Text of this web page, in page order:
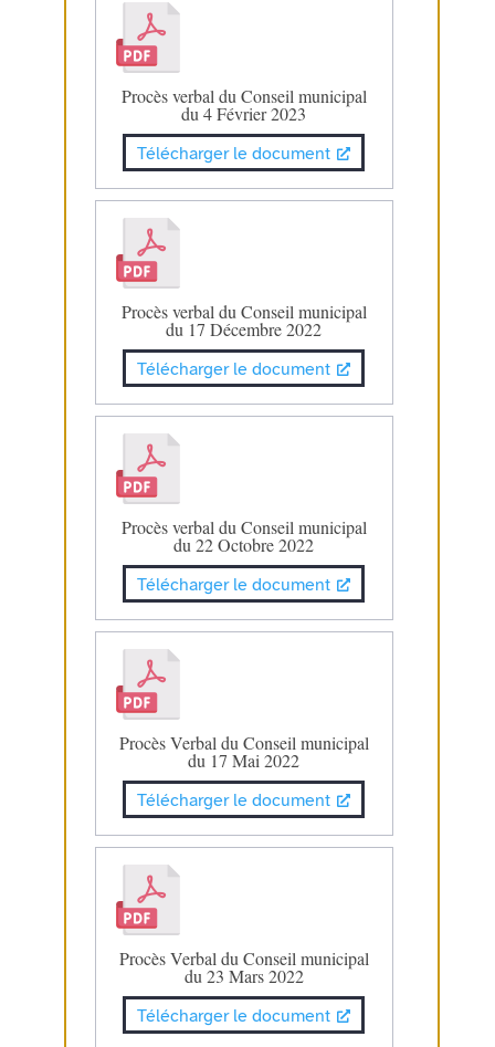
Procès verbal du Conseil municipal
du 4 Février 2023
Télécharger le document
Procès verbal du Conseil municipal
du 17 Décembre 2022
Télécharger le document
Procès verbal du Conseil municipal
du 22 Octobre 2022
Télécharger le document
Procès Verbal du Conseil municipal
du 17 Mai 2022
Télécharger le document
Procès Verbal du Conseil municipal
du 23 Mars 2022
Télécharger le document